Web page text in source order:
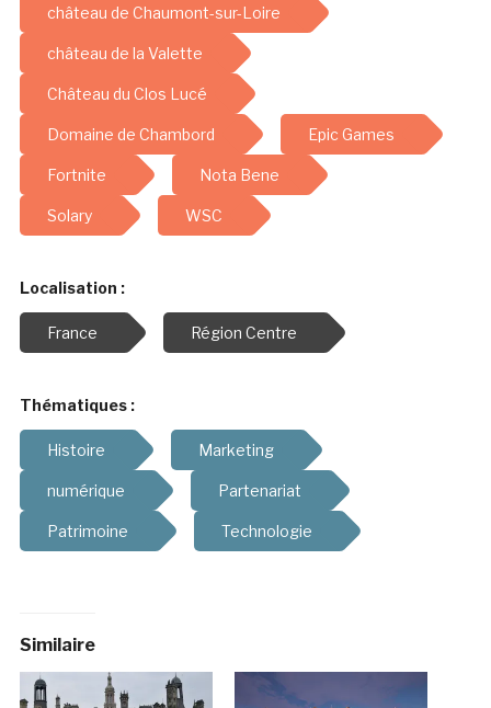
château de Chaumont-sur-Loire
château de la Valette
Château du Clos Lucé
Domaine de Chambord Epic Games
Fortnite Nota Bene
Solary WSC
Localisation :
France Région Centre
Thématiques :
Histoire Marketing
numérique Partenariat
Patrimoine Technologie
Similaire